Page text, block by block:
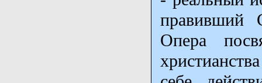
правивший
Опера